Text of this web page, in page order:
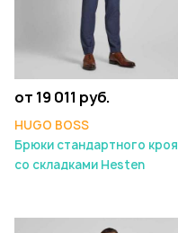
от 19 011 руб.
HUGO BOSS
Брюки стандартного кроя
со складками Hesten